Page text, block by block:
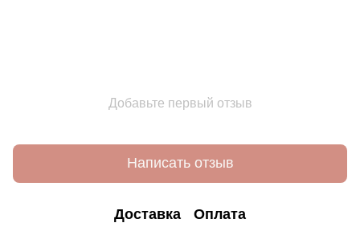
Добавьте первый отзыв
Написать отзыв
Доставка Оплата